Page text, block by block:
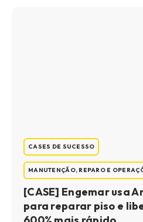
CASES DE SUCESSO
MANUTENÇÃO, REPARO E
[CASE] Engemar usa
para reparar piso e